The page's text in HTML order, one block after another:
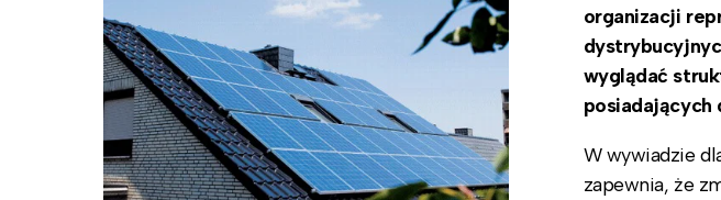
organizacji
wyglądać
posiadających
W wywiadzie
zapewnia, że